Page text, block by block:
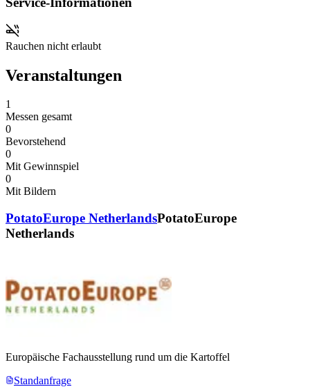
Rauchen nicht erlaubt
Veranstaltungen
1
Messen gesamt
0
Bevorstehend
0
Mit Gewinnspiel
0
Mit Bildern
PotatoEurope NetherlandsPotatoEurope
Netherlands
Europäische Fachausstellung rund um die Kartoffel
Standanfrage